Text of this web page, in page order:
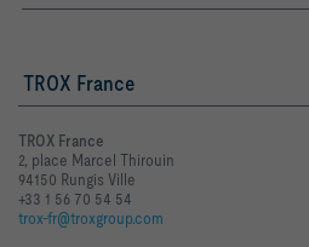
TROX France
TROX France
2, place Marcel Thirouin
94150 Rungis Ville
+33 1 56 70 54 54
trox-fr@troxgroup.com